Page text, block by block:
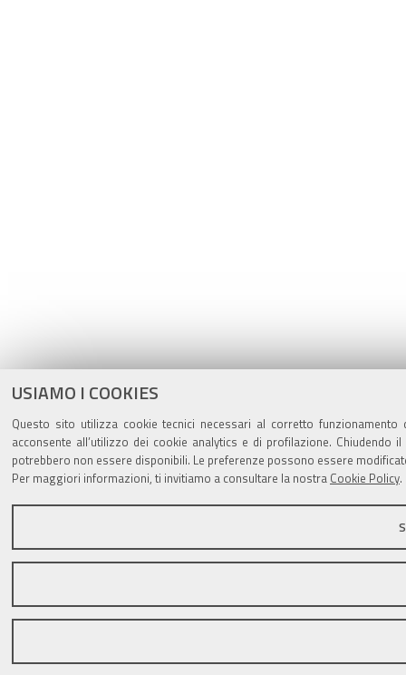
USIAMO I COOKIES
Questo sito utilizza cookie tecnici necessari al corretto
acconsente all’utilizzo dei cookie analytics e di profilazione.
potrebbero non essere disponibili. Le preferenze possono essere
Per maggiori informazioni, ti invitiamo a consultare la nostra Cookie Policy.